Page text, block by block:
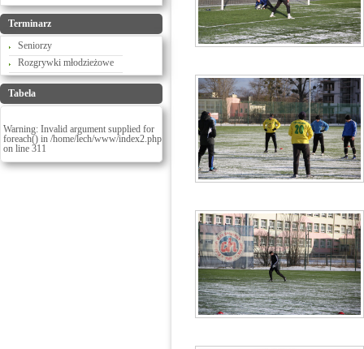
Terminarz
Seniorzy
Rozgrywki młodzieżowe
Tabela
Warning: Invalid argument supplied for
foreach() in /home/lech/www/index2.php
on line 311